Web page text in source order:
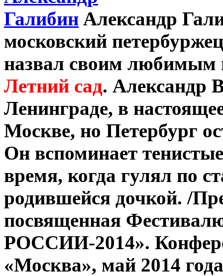
Александр
московский
назвал своим любимым
Летний сад. Александр
Ленинграде, в
Москве, но Петербург
Он вспоминает
время, когда гулял по
родившейся дочкой. /
посвященная
РОССИИ-2014».
«Москва», май 2014